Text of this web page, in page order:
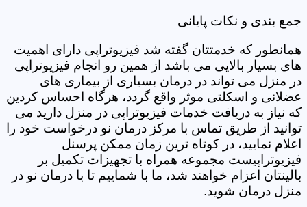
جمع بندی و نکات پایانی
همانطور که خدمتتان گفته شد فیزیوتراپی دارای اهمیت
های بسیار بالایی می باشد از همین رو انجام فیزیوتراپی
در منزل می تواند در درمان بسیاری از بیماری های
عضلانی و اسکلتی موثر واقع گردد، هرگاه احساس کردین
که نیاز به دریافت خدمات فیزیوتراپی در منزل دارید می
توانید از طریق تماس با مرکز درمان نو درخواست خود را
اعلام نمایید، در کوتاه ترین زمان ممکن پرسنل
فیزیوتراپیست مجموعه همراه با تجهیزات تکمیل بر
بالینتان اعزام خواهند شد، ما با شماییم تا با درمان نو در
منزل درمان شوید.